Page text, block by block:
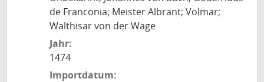
de Franconia; Meister Albrant; Volmar;
Walthisar von der Wage
Jahr:
1474
Importdatum: